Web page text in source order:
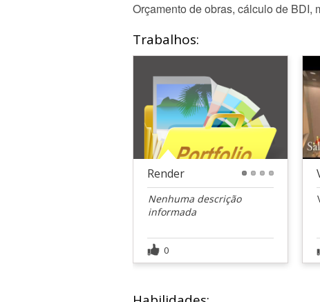
Orçamento de obras, cálculo de BDI,
Trabalhos:
Render
Nenhuma descrição
informada
0